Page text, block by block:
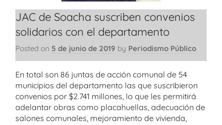
JAC de Soacha suscriben convenios
solidarios con el departamento
Posted on 5 de junio de 2019 by Periodismo Público
En total son 86 juntas de acción comunal de 54
municipios del departamento las que suscribieron
convenios por $2.741 millones, lo que les permitirá
adelantar obras como placahuellas, adecuación de
salones comunales, mejoramiento de vivienda,